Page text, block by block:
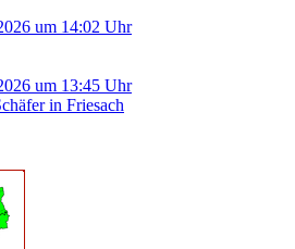
um 14:02 Uhr
um 13:45 Uhr
in Friesach